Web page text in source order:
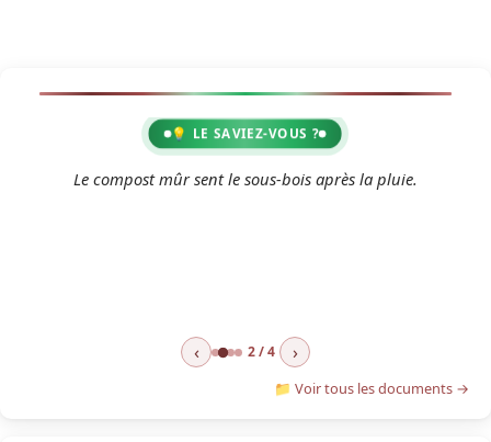
💡 LE SAVIEZ-VOUS ?
Le compost mûr sent le sous-bois après la pluie.
‹ 2 / 4 ›
📁 Voir tous les documents →